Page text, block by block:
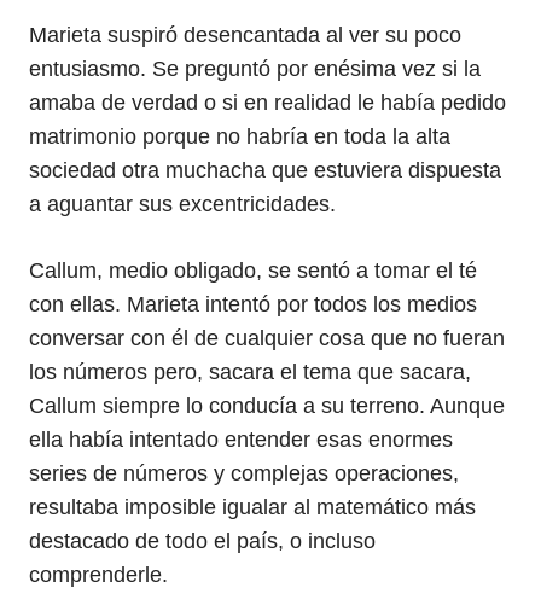
Marieta suspiró desencantada al ver su poco
entusiasmo. Se preguntó por enésima vez si la
amaba de verdad o si en realidad le había pedido
matrimonio porque no habría en toda la alta
sociedad otra muchacha que estuviera dispuesta
a aguantar sus excentricidades.
Callum, medio obligado, se sentó a tomar el té
con ellas. Marieta intentó por todos los medios
conversar con él de cualquier cosa que no fueran
los números pero, sacara el tema que sacara,
Callum siempre lo conducía a su terreno. Aunque
ella había intentado entender esas enormes
series de números y complejas operaciones,
resultaba imposible igualar al matemático más
destacado de todo el país, o incluso
comprenderle.